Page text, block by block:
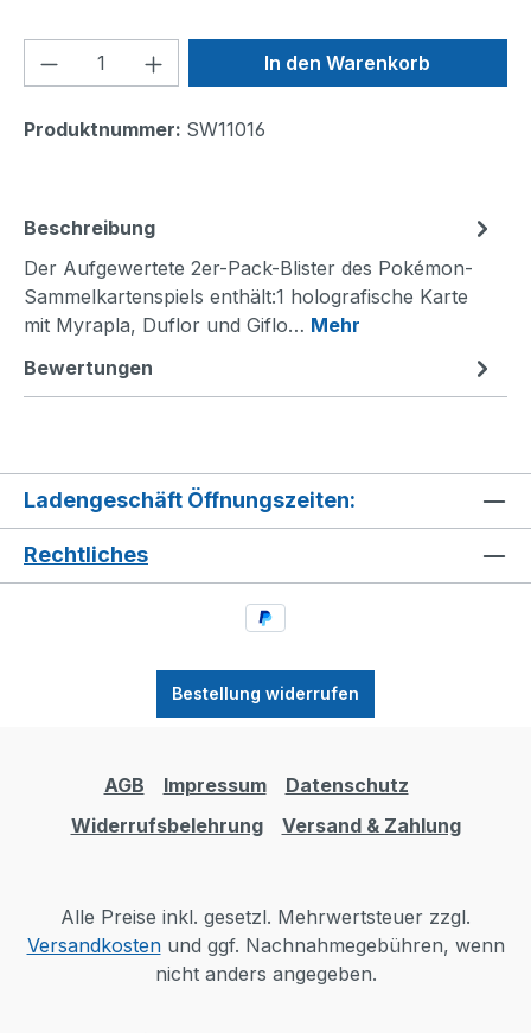
Produkt Anzahl: Gib denIn den Warenkorb
Produktnummer: SW11016
Beschreibung
Der Aufgewertete 2er-Pack-Blister des Pokémon-
Sammelkartenspiels enthält:1 holografische Karte
mit Myrapla, Duflor und Giflo… Mehr
Bewertungen
Ladengeschäft Öffnungszeiten:
Rechtliches
Bestellung widerrufen
AGB Impressum
Datenschutz
Widerrufsbelehrung
Versand & Zahlung
Alle Preise inkl. gesetzl. Mehrwertsteuer zzgl.
Versandkostenund ggf. Nachnahmegebühren, wenn
nicht anders angegeben.